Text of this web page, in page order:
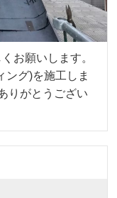
お願いします。
ング)を施工しま
りがとうござい